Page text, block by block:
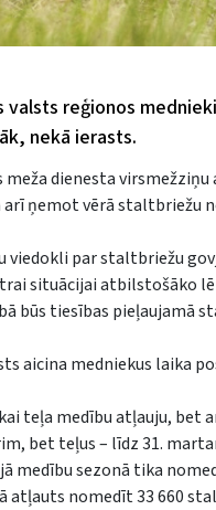
reģionos
nekā ierasts.
dienesta
ņemot vērā staltbriežu
par staltbriežu
situācijai atbilstošāko
būs tiesības pieļaujamā
aicina medniekus laika
teļa medību atļauju, bet
bet teļus – līdz 31.
medību sezonā tika
atļauts nomedīt 33 660